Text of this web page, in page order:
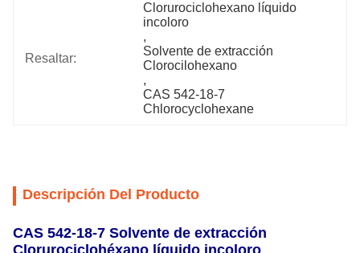
Resaltar:
Clorurociclohexano líquido
incoloro
,
Solvente de extracción
Clorocilohexano
,
CAS 542-18-7
Chlorocyclohexane
Descripción Del Producto
CAS 542-18-7 Solvente de extracción
Clorurociclohéxano líquido incoloro